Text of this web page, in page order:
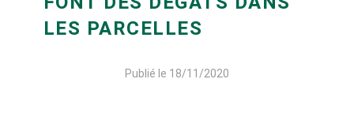
LES PARCELLES
Publié le 18/11/2020